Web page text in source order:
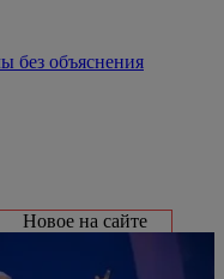
без объяснения
Новое на сайте